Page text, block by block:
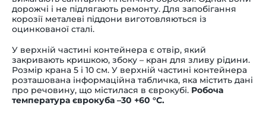
дорожчі і не підлягають ремонту. Для запобігання
корозії металеві піддони виготовляються із
оцинкованої сталі.
У верхній частині контейнера є отвір, який
закривають кришкою, збоку – кран для зливу рідини.
Розмір крана 5 і 10 см. У верхній частині контейнера
розташована інформаційна табличка, яка містить дані
про речовину, що містилася в єврокубі. Робоча
температура єврокуба –30 +60 °C.